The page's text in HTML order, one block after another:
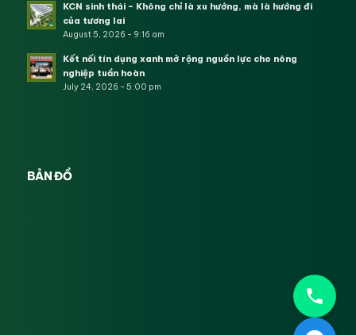
KCN sinh thái – Không chỉ là xu hướng, mà là hướng đi
của tương lai
August 5, 2026 - 9:16 am
Kết nối tín dụng xanh mở rộng nguồn lực cho nông
nghiệp tuần hoàn
July 24, 2026 - 5:00 pm
BẢN ĐỒ